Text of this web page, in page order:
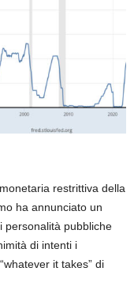
restrittiva della
ha annunciato un
personalità pubbliche
di intenti i
it takes” di